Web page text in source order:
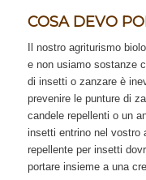
COSA DEVO
Il nostro agriturismo
e non usiamo sostanze
di insetti o zanzare è
prevenire le punture di
candele repellenti o un
insetti entrino nel vostro
repellente per insetti
portare insieme a una